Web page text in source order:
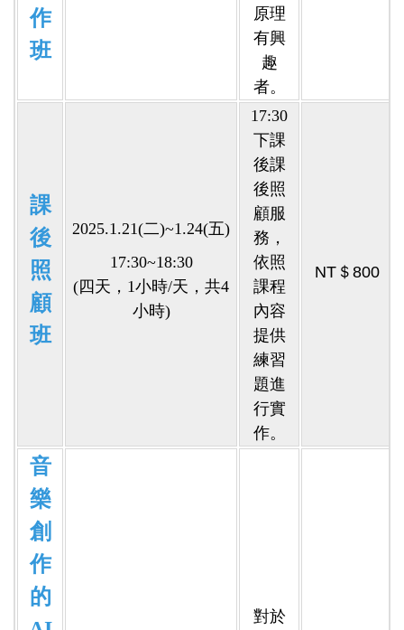
作
班
原理
有興
趣
者。
課
後
照
顧
班
2025.1.21(二)~1.24(五)
17:30~18:30
(四天，1小時/天，共4
小時)
17:30
下課
後課
後照
顧服
務，
依照
課程
內容
提供
練習
題進
行實
作。
NT＄800
音
樂
創
作
的
對於